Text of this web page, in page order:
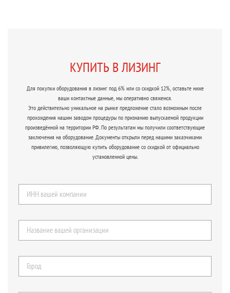
КУПИТЬ В ЛИЗИНГ
Для покупки оборудования в лизинг под 6% или со скидкой 12%, оставьте ниже
ваши контактные данные, мы оперативно свяжемся.
Это действительно уникальное на рынке предложение стало возможным после
прохождения нашим заводом процедуры по признанию выпускаемой продукции
произведённой на территории РФ. По результатам мы получили соответствующие
заключения на оборудование. Документы открыли перед нашими заказчиками
привилегию, позволяющую купить оборудование со скидкой от официально
установленной цены.